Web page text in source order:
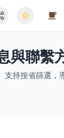
與聯繫
支持按省篩選，